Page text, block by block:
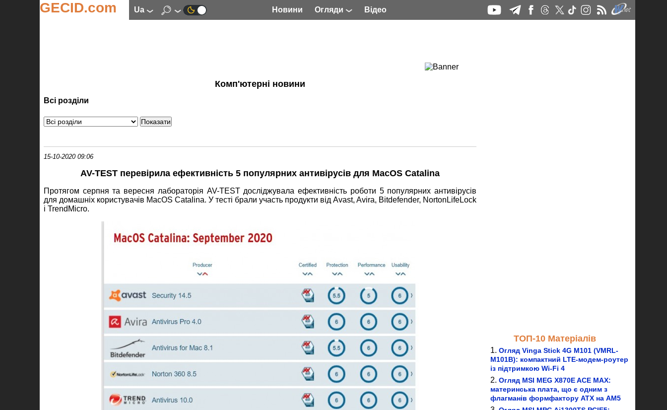
GECID.com ua Новини Огляди Відео
Комп'ютерні новини
Всі розділи
15-10-2020 09:06
AV-TEST перевірила ефективність 5 популярних антивірусів для MacOS Catalina
Протягом серпня та вересня лабораторія AV-TEST досліджувала ефективність роботи 5 популярних антивірусів
для домашніх користувачів MacOS Catalina. У тесті брали участь продукти від Avast, Avira, Bitdefender, NortonLifeLock
і TrendMicro.
ТОП-10 Матеріалів
Огляд Vinga Stick 4G M101 (VMRL-
M101B): компактний LTE-модем-роутер
із підтримкою Wi-Fi 4
Огляд MSI MEG X870E ACE MAX:
материнська плата, що є одним з
флагманів формфактору ATX на AM5